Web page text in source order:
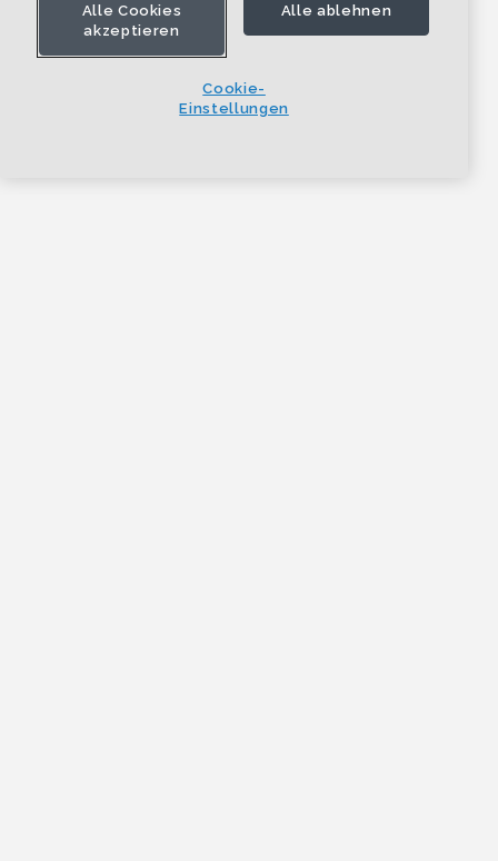
Alle Cookies
akzeptieren
Alle ablehnen
Cookie-
Einstellungen